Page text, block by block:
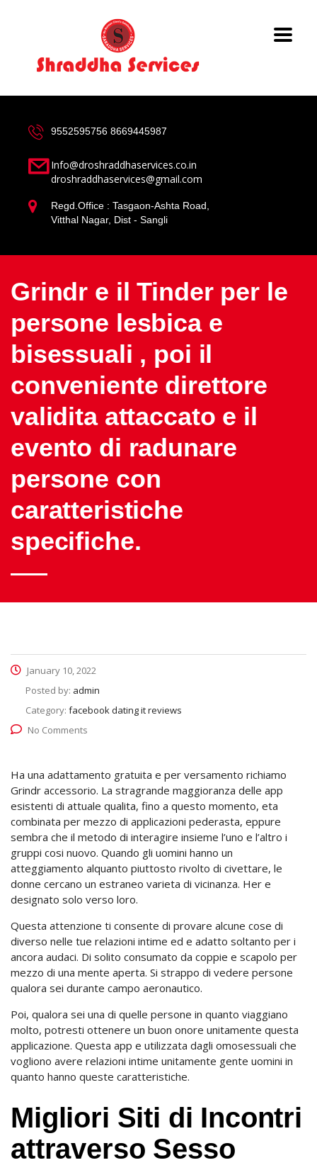
9552595756 8669445987
Info@droshraddhaservices.co.in
droshraddhaservices@gmail.com
Regd.Office : Tasgaon-Ashta Road,
Vitthal Nagar, Dist - Sangli
Grindr e il Tinder per le
persone lesbica e
bisessuali , poi il
conveniente direttore
validita attaccato e il
evento di radunare
persone con
caratteristiche
specifiche.
January 10, 2022
Posted by: admin
Category: facebook dating it reviews
No Comments
Ha una adattamento gratuita e per versamento richiamo
Grindr accessorio. La stragrande maggioranza delle app
esistenti di attuale qualita, fino a questo momento, eta
combinata per mezzo di applicazioni pederasta, eppure
sembra che il metodo di interagire insieme l’uno e l’altro i
gruppi cosi nuovo. Quando gli uomini hanno un
atteggiamento alquanto piuttosto rivolto di civettare, le
donne cercano un estraneo varieta di vicinanza. Her e
designato solo verso loro.
Questa attenzione ti consente di provare alcune cose di
diverso nelle tue relazioni intime ed e adatto soltanto per i
ancora audaci. Di solito consumato da coppie e scapolo per
mezzo di una mente aperta. Si strappo di vedere persone
qualora sei durante campo aeronautico.
Poi, qualora sei una di quelle persone in quanto viaggiano
molto, potresti ottenere un buon onore unitamente questa
applicazione. Questa app e utilizzata dagli omosessuali che
vogliono avere relazioni intime unitamente gente uomini in
quanto hanno queste caratteristiche.
Migliori Siti di Incontri
attraverso Sesso